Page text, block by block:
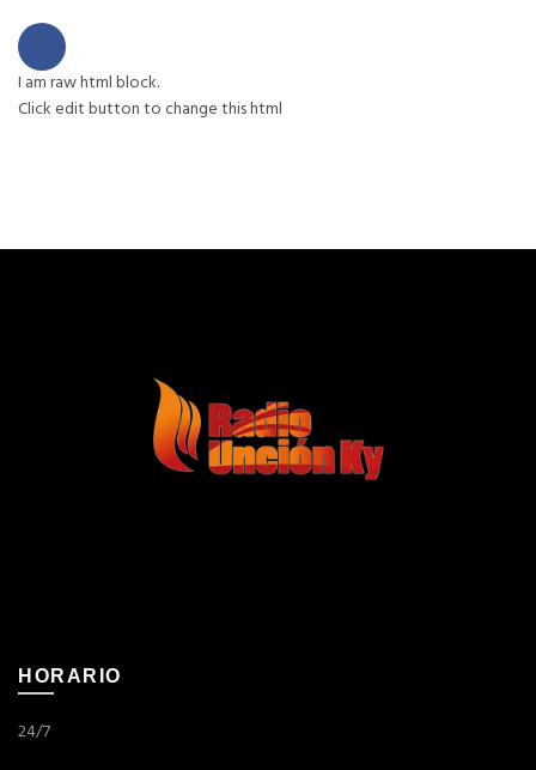
I am raw html block.
Click edit button to change this html
HORARIO
24/7